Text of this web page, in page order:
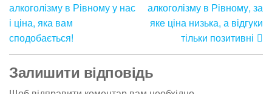
алкоголізму в Рівному у нас
і ціна, яка вам
сподобається!
алкоголізму в Рівному, за
яке ціна низька, а відгуки
тільки позитивні
Залишити відповідь